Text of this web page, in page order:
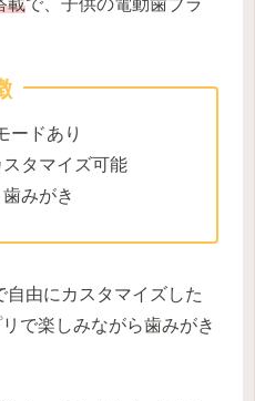
載で、子供の電動歯ブラ
ードあり
タマイズ可能
みがき
由にカスタマイズした
で楽しみながら歯みがき